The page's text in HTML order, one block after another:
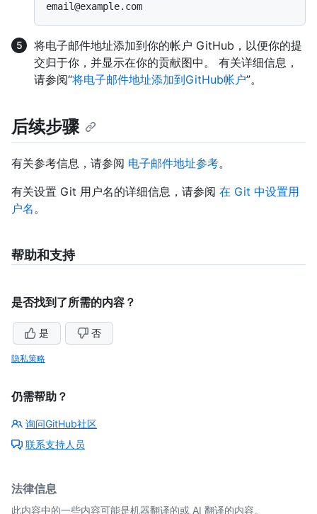
将电子邮件地址添加到你的帐户 GitHub，以便你的提
交归于你，并显示在你的贡献图中。 有关详细信息，
请参阅“将电子邮件地址添加到GitHub帐户”。
后续步骤
有关参考信息，请参阅 电子邮件地址参考。
有关设置 Git 用户名的详细信息，请参阅 在 Git 中设置用
户名。
帮助和支持
是否找到了所需的内容？
是 否
隐私策略
仍需帮助？
询问GitHub社区
联系支持人员
法律信息
此内容中的一些内容可能是机器翻译的或 AI 翻译的内容。